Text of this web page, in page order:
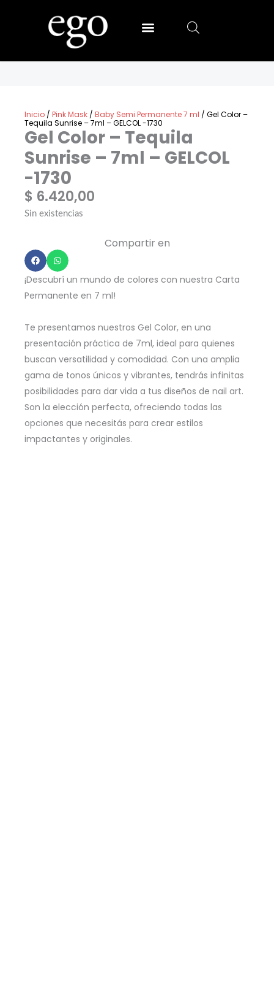
Inicio / Pink Mask / Baby Semi Permanente 7 ml / Gel Color –
Tequila Sunrise – 7ml – GELCOL -1730
Gel Color – Tequila
Sunrise – 7ml – GELCOL
-1730
$ 6.420,00
Sin existencias
Compartir en
¡Descubrí un mundo de colores con nuestra Carta
Permanente en 7 ml!
Te presentamos nuestros Gel Color, en una
presentación práctica de 7ml, ideal para quienes
buscan versatilidad y comodidad. Con una amplia
gama de tonos únicos y vibrantes, tendrás infinitas
posibilidades para dar vida a tus diseños de nail art.
Son la elección perfecta, ofreciendo todas las
opciones que necesitás para crear estilos
impactantes y originales.